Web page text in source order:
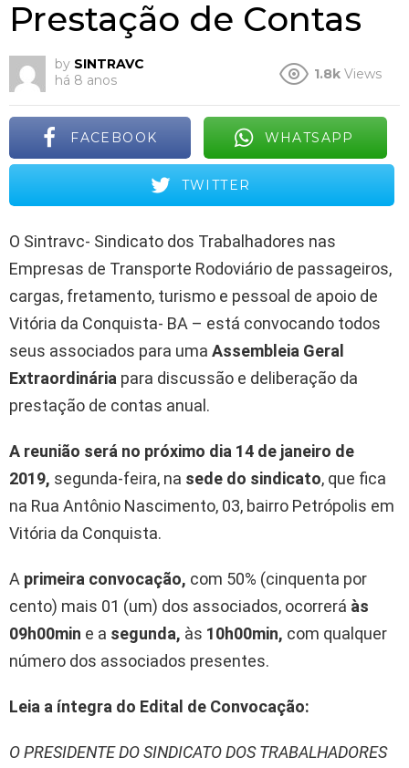
Prestação de Contas
by SINTRAVC
há 8 anos
1.8k Views
FACEBOOK WHATSAPP
TWITTER
O Sintravc- Sindicato dos Trabalhadores nas
Empresas de Transporte Rodoviário de passageiros,
cargas, fretamento, turismo e pessoal de apoio de
Vitória da Conquista- BA – está convocando todos
seus associados para uma Assembleia Geral
Extraordinária para discussão e deliberação da
prestação de contas anual.
A reunião será no próximo dia 14 de janeiro de
2019, segunda-feira, na sede do sindicato, que fica
na Rua Antônio Nascimento, 03, bairro Petrópolis em
Vitória da Conquista.
A primeira convocação, com 50% (cinquenta por
cento) mais 01 (um) dos associados, ocorrerá às
09h00min e a segunda, às 10h00min, com qualquer
número dos associados presentes.
Leia a íntegra do Edital de Convocação:
O PRESIDENTE DO SINDICATO DOS TRABALHADORES